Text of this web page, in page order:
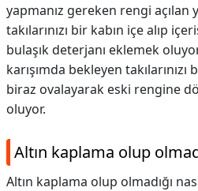
yapmanız gereken rengi açılan
takılarınızı bir kabın içe alıp
bulaşık deterjanı eklemek
karışımda bekleyen takılarınızı
biraz ovalayarak eski rengine
oluyor.
Altın kaplama olup
Altın kaplama olup olmadığı